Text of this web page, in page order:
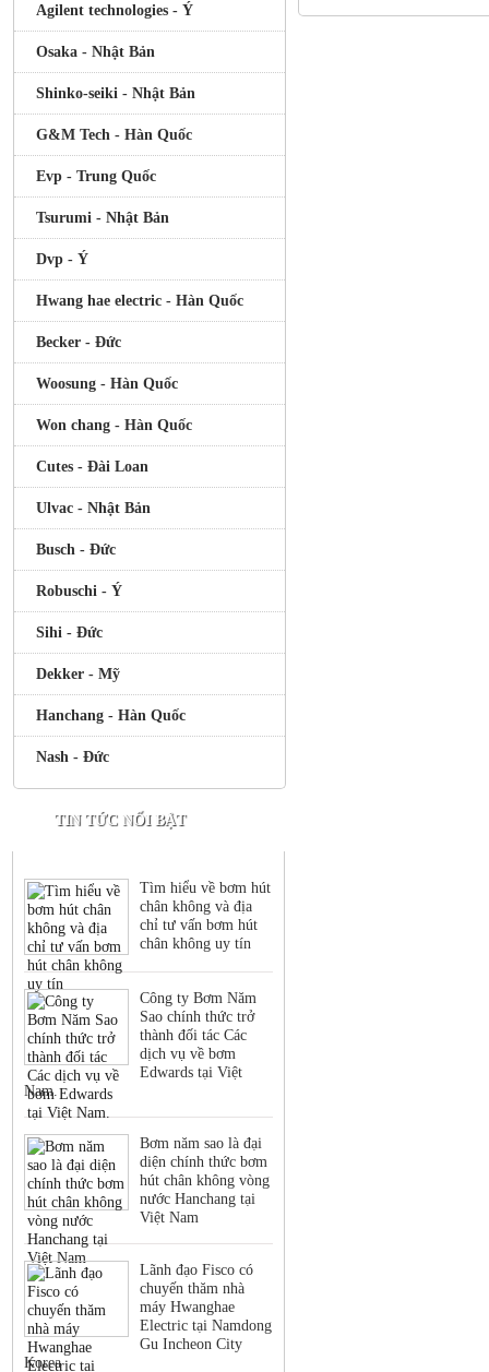
Agilent technologies - Ý
Osaka - Nhật Bản
Shinko-seiki - Nhật Bản
G&M Tech - Hàn Quốc
Evp - Trung Quốc
Tsurumi - Nhật Bản
Dvp - Ý
Hwang hae electric - Hàn Quốc
Becker - Đức
Woosung - Hàn Quốc
Won chang - Hàn Quốc
Cutes - Đài Loan
Ulvac - Nhật Bản
Busch - Đức
Robuschi - Ý
Sihi - Đức
Dekker - Mỹ
Hanchang - Hàn Quốc
Nash - Đức
TIN TỨC NỔI BẬT
Tìm hiểu về bơm hút
chân không và địa
chỉ tư vấn bơm hút
chân không uy tín
Công ty Bơm Năm
Sao chính thức trở
thành đối tác Các
dịch vụ về bơm
Edwards tại Việt
Nam.
Bơm năm sao là đại
diện chính thức bơm
hút chân không vòng
nước Hanchang tại
Việt Nam
Lãnh đạo Fisco có
chuyến thăm nhà
máy Hwanghae
Electric tại Namdong
Gu Incheon City
Korea